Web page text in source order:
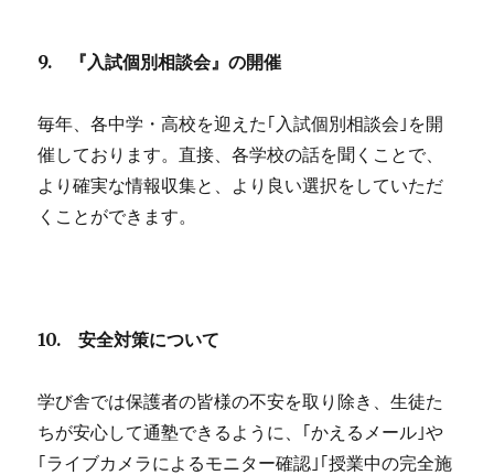
9. 『入試個別相談会』の開催
毎年、各中学・高校を迎えた｢入試個別相談会｣を開
催しております。直接、各学校の話を聞くことで、
より確実な情報収集と、より良い選択をしていただ
くことができます。
10. 安全対策について
学び舎では保護者の皆様の不安を取り除き、生徒た
ちが安心して通塾できるように、｢かえるメール｣や
｢ライブカメラによるモニター確認｣｢授業中の完全施